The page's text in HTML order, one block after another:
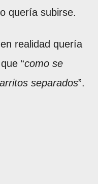
quería subirse.
realidad quería
“como se
separados”.